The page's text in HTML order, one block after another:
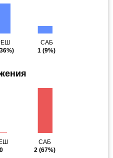
САБ
1 (9%)
0
САБ
2 (67%)